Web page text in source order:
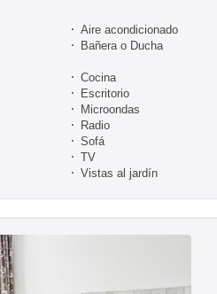
Aire acondicionado
Bañera o Ducha
Cocina
Escritorio
Microondas
Radio
Sofá
TV
Vistas al jardín